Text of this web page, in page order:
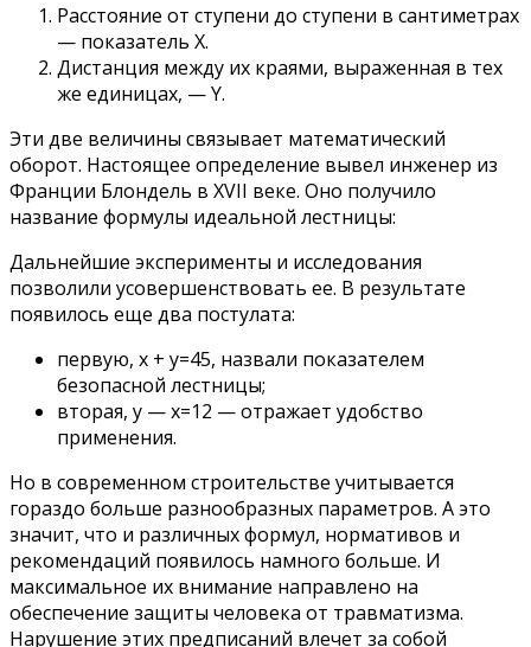
Расстояние от ступени до ступени в сантиметрах
— показатель X.
Дистанция между их краями, выраженная в тех
же единицах, — Y.
Эти две величины связывает математический
оборот. Настоящее определение вывел инженер из
Франции Блондель в XVII веке. Оно получило
название формулы идеальной лестницы:
Дальнейшие эксперименты и исследования
позволили усовершенствовать ее. В результате
появилось еще два постулата:
первую, х + у=45, назвали показателем
безопасной лестницы;
вторая, у — х=12 — отражает удобство
применения.
Но в современном строительстве учитывается
гораздо больше разнообразных параметров. А это
значит, что и различных формул, нормативов и
рекомендаций появилось намного больше. И
максимальное их внимание направлено на
обеспечение защиты человека от травматизма.
Нарушение этих предписаний влечет за собой